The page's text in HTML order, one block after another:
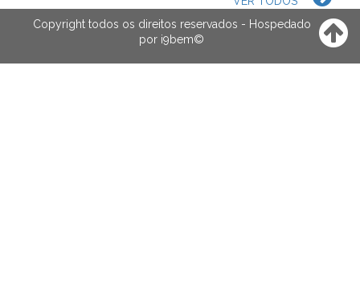
Copyright todos os direitos reservados - Hospedado
por i9bem©